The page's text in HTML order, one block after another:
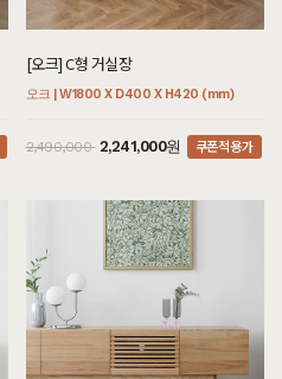
[오크] C형 거실장
오크 | W1800 X D400 X H420 (mm)
2,490,000 2,241,000원 쿠폰적용가